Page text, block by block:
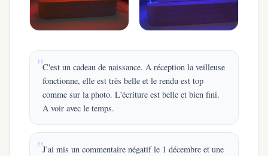
C'est un cadeau de naissance. A réception la veilleuse
fonctionne, elle est très belle et le rendu est top
comme sur la photo. L'écriture est belle et bien fini.
A voir avec le temps.
J'ai mis un commentaire négatif le 1 décembre et une